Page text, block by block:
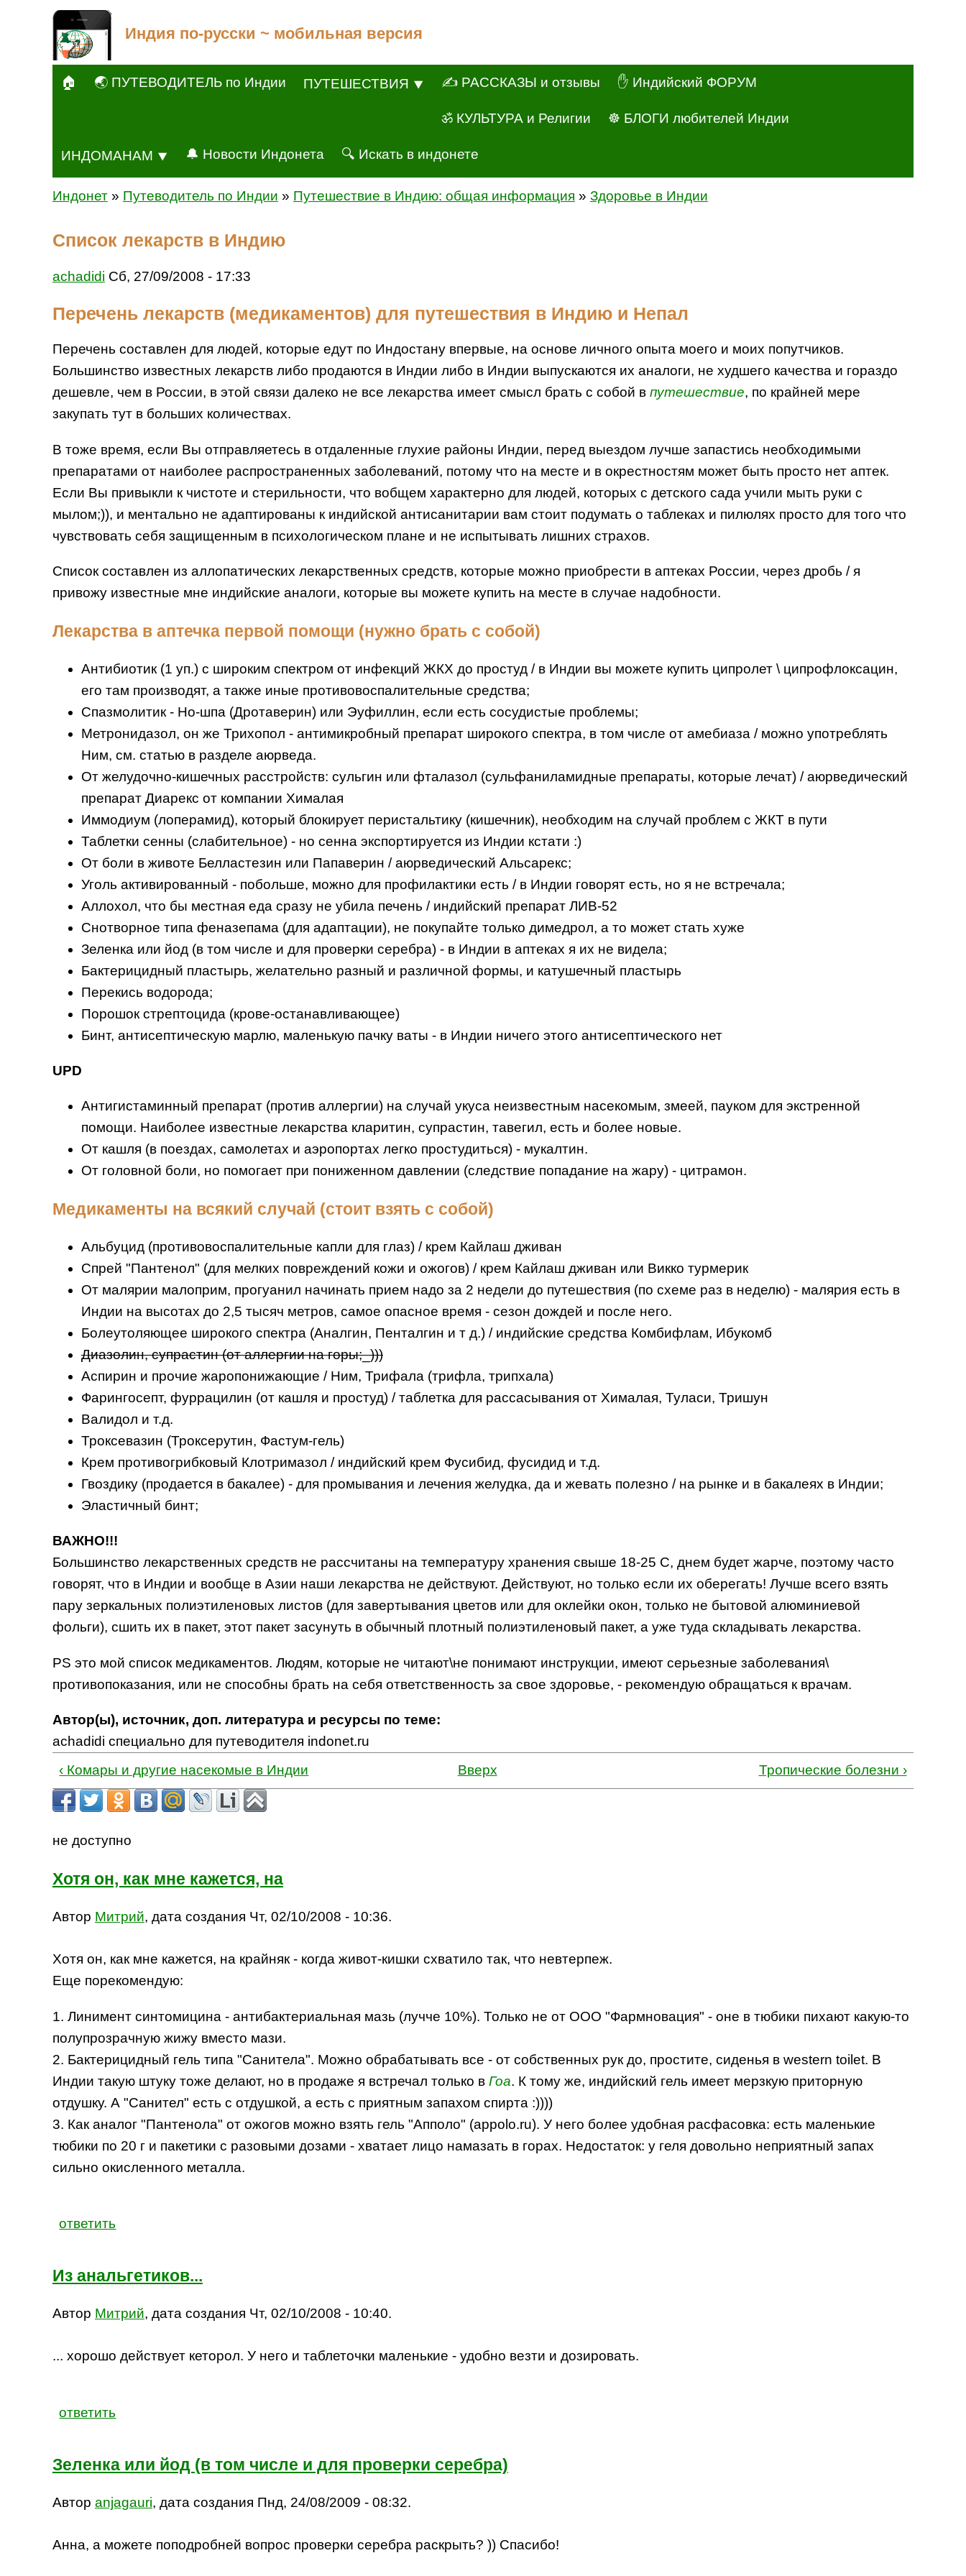
Индия по-русски ~ мобильная версия
🏠 🌏 ПУТЕВОДИТЕЛЬ по Индии ПУТЕШЕСТВИЯ ⯆ ✍ РАССКАЗЫ и отзывы ✋ Индийский ФОРУМ
ॐ КУЛЬТУРА и Религии ☸ БЛОГИ любителей Индии
ИНДОМАНАМ ⯆ 🔔 Новости Индонета 🔍 Искать в индонете
Индонет» Путеводитель по Индии » Путешествие в Индию: общая информация » Здоровье в Индии
Список лекарств в Индию
achadidi Сб, 27/09/2008 - 17:33
Перечень лекарств (медикаментов) для путешествия в Индию и Непал
Перечень составлен для людей, которые едут по Индостану впервые, на основе личного опыта моего и моих попутчиков.
Большинство известных лекарств либо продаются в Индии либо в Индии выпускаются их аналоги, не худшего качества и гораздо
дешевле, чем в России, в этой связи далеко не все лекарства имеет смысл брать с собой в путешествие, по крайней мере
закупать тут в больших количествах.
В тоже время, если Вы отправляетесь в отдаленные глухие районы Индии, перед выездом лучше запастись необходимыми
препаратами от наиболее распространенных заболеваний, потому что на месте и в окрестностям может быть просто нет аптек.
Если Вы привыкли к чистоте и стерильности, что вобщем характерно для людей, которых с детского сада учили мыть руки с
мылом;)), и ментально не адаптированы к индийской антисанитарии вам стоит подумать о таблеках и пилюлях просто для того что
чувствовать себя защищенным в психологическом плане и не испытывать лишних страхов.
Список составлен из аллопатических лекарственных средств, которые можно приобрести в аптеках России, через дробь / я
привожу известные мне индийские аналоги, которые вы можете купить на месте в случае надобности.
Лекарства в аптечка первой помощи (нужно брать с собой)
Антибиотик (1 уп.) с широким спектром от инфекций ЖКХ до простуд / в Индии вы можете купить ципролет \ ципрофлоксацин,
его там производят, а также иные противовоспалительные средства;
Спазмолитик - Но-шпа (Дротаверин) или Эуфиллин, если есть сосудистые проблемы;
Метронидазол, он же Трихопол - антимикробный препарат широкого спектра, в том числе от амебиаза / можно употреблять
Ним, см. статью в разделе аюрведа.
От желудочно-кишечных расстройств: сульгин или фталазол (сульфаниламидные препараты, которые лечат) / аюрведический
препарат Диарекс от компании Хималая
Иммодиум (лоперамид), который блокирует перистальтику (кишечник), необходим на случай проблем с ЖКТ в пути
Таблетки сенны (слабительное) - но сенна экспортируется из Индии кстати :)
От боли в животе Белластезин или Папаверин / аюрведический Альсарекс;
Уголь активированный - побольше, можно для профилактики есть / в Индии говорят есть, но я не встречала;
Аллохол, что бы местная еда сразу не убила печень / индийский препарат ЛИВ-52
Снотворное типа феназепама (для адаптации), не покупайте только димедрол, а то может стать хуже
Зеленка или йод (в том числе и для проверки серебра) - в Индии в аптеках я их не видела;
Бактерицидный пластырь, желательно разный и различной формы, и катушечный пластырь
Перекись водорода;
Порошок стрептоцида (крове-останавливающее)
Бинт, антисептическую марлю, маленькую пачку ваты - в Индии ничего этого антисептического нет
UPD
Антигистаминный препарат (против аллергии) на случай укуса неизвестным насекомым, змеей, пауком для экстренной
помощи. Наиболее известные лекарства кларитин, супрастин, тавегил, есть и более новые.
От кашля (в поездах, самолетах и аэропортах легко простудиться) - мукалтин.
От головной боли, но помогает при пониженном давлении (следствие попадание на жару) - цитрамон.
Медикаменты на всякий случай (стоит взять с собой)
Альбуцид (противовоспалительные капли для глаз) / крем Кайлаш дживан
Спрей "Пантенол" (для мелких повреждений кожи и ожогов) / крем Кайлаш дживан или Викко турмерик
От малярии малоприм, прогуанил начинать прием надо за 2 недели до путешествия (по схеме раз в неделю) - малярия есть в
Индии на высотах до 2,5 тысяч метров, самое опасное время - сезон дождей и после него.
Болеутоляющее широкого спектра (Аналгин, Пенталгин и т д.) / индийские средства Комбифлам, Ибукомб
Диазолин, супрастин (от аллергии на горы;_)))
Аспирин и прочие жаропонижающие / Ним, Трифала (трифла, трипхала)
Фарингосепт, фуррацилин (от кашля и простуд) / таблетка для рассасывания от Хималая, Туласи, Тришун
Валидол и т.д.
Троксевазин (Троксерутин, Фастум-гель)
Крем противогрибковый Клотримазол / индийский крем Фусибид, фусидид и т.д.
Гвоздику (продается в бакалее) - для промывания и лечения желудка, да и жевать полезно / на рынке и в бакалеях в Индии;
Эластичный бинт;
ВАЖНО!!!
Большинство лекарственных средств не рассчитаны на температуру хранения свыше 18-25 С, днем будет жарче, поэтому часто
говорят, что в Индии и вообще в Азии наши лекарства не действуют. Действуют, но только если их оберегать! Лучше всего взять
пару зеркальных полиэтиленовых листов (для завертывания цветов или для оклейки окон, только не бытовой алюминиевой
фольги), сшить их в пакет, этот пакет засунуть в обычный плотный полиэтиленовый пакет, а уже туда складывать лекарства.
PS это мой список медикаментов. Людям, которые не читают\не понимают инструкции, имеют серьезные заболевания\
противопоказания, или не способны брать на себя ответственность за свое здоровье, - рекомендую обращаться к врачам.
Автор(ы), источник, доп. литература и ресурсы по теме:
achadidi специально для путеводителя indonet.ru
‹ Комары и другие насекомые в Индии
Вверх Тропические болезни ›
не доступно
Хотя он, как мне кажется, на
Автор Митрий, дата создания Чт, 02/10/2008 - 10:36.
Хотя он, как мне кажется, на крайняк - когда живот-кишки схватило так, что невтерпеж.
Еще порекомендую:
1. Линимент синтомицина - антибактериальная мазь (лучче 10%). Только не от ООО "Фармновация" - оне в тюбики пихают какую-то
полупрозрачную жижу вместо мази.
2. Бактерицидный гель типа "Санитела". Можно обрабатывать все - от собственных рук до, простите, сиденья в western toilet. В
Индии такую штуку тоже делают, но в продаже я встречал только в Гоа. К тому же, индийский гель имеет мерзкую приторную
отдушку. А "Санител" есть с отдушкой, а есть с приятным запахом спирта :))))
3. Как аналог "Пантенола" от ожогов можно взять гель "Апполо" (appolo.ru). У него более удобная расфасовка: есть маленькие
тюбики по 20 г и пакетики с разовыми дозами - хватает лицо намазать в горах. Недостаток: у геля довольно неприятный запах
сильно окисленного металла.
ответить
Из анальгетиков...
Автор Митрий, дата создания Чт, 02/10/2008 - 10:40.
... хорошо действует кеторол. У него и таблеточки маленькие - удобно везти и дозировать.
ответить
Зеленка или йод (в том числе и для проверки серебра)
Автор anjagauri, дата создания Пнд, 24/08/2009 - 08:32.
Анна, а можете поподробней вопрос проверки серебра раскрыть? )) Спасибо!